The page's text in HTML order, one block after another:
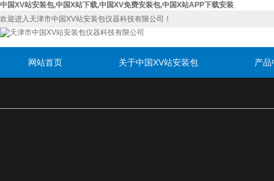
中国XV站安装包,中国X站下载,中国XV免费安装包,中国X站APP下载安装
欢迎进入天津市中国XV站安装包仪器科技有限公司！
网站首页 关于中国XV站安装包 产品